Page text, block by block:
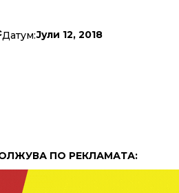
Датум:Јули 12, 2018
ПО РЕКЛАМАТА: